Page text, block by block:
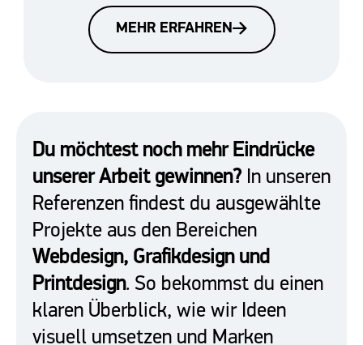
MEHR ERFAHREN
Du möchtest noch mehr Eindrücke
unserer Arbeit gewinnen?In unseren
Referenzen findest du ausgewählte
Projekte aus den Bereichen
Webdesign, Grafikdesign und
Printdesign. So bekommst du einen
klaren Überblick, wie wir Ideen
visuell umsetzen und Marken